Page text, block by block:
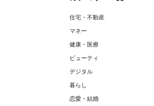
住宅・不動産
マネー
健康・医療
ビューティ
デジタル
暮らし
恋愛・結婚